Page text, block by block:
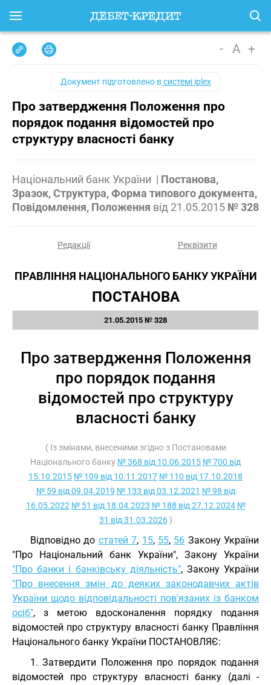
- A +
Документ підготовлено всистемі iplex
Про затвердження Положення про
порядок подання відомостей про
структуру власності банку
Національний банк України | Постанова,
Зразок, Структура, Форма типового документа,
Повідомлення, Положення від 21.05.2015 № 328
Редакції Реквізити
ПРАВЛІННЯ НАЦІОНАЛЬНОГО БАНКУ УКРАЇНИ
ПОСТАНОВА
21.05.2015 № 328
Про затвердження Положення
про порядок подання
відомостей про структуру
власності банку
( Із змінами, внесеними згідно з Постановами
Національного банку № 368 від 10.06.2015 № 700 від
15.10.2015 № 109 від 10.11.2017 № 110 від 17.10.2018
№ 59 від 09.04.2019 № 133 від 03.12.2021 № 98 від
16.05.2022 № 51 від 18.04.2023 № 188 від 27.12.2024 №
31 від 31.03.2026)
Відповідно до статей 7, 15, 55, 56 Закону України
"Про Національний банк України", Закону України
"Про банки і банківську діяльність", Закону України
"Про внесення змін до деяких законодавчих актів
України щодо відповідальності пов'язаних із банком
осіб", з метою вдосконалення порядку подання
відомостей про структуру власності банку Правління
Національного банку України ПОСТАНОВЛЯЄ:
1. Затвердити Положення про порядок подання
відомостей про структуру власності банку (далі -